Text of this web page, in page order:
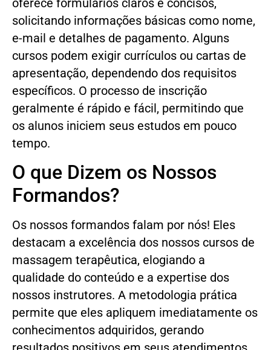
oferece formulários claros e concisos,
solicitando informações básicas como nome,
e-mail e detalhes de pagamento. Alguns
cursos podem exigir currículos ou cartas de
apresentação, dependendo dos requisitos
específicos. O processo de inscrição
geralmente é rápido e fácil, permitindo que
os alunos iniciem seus estudos em pouco
tempo.
O que Dizem os Nossos
Formandos?
Os nossos formandos falam por nós! Eles
destacam a excelência dos nossos cursos de
massagem terapêutica, elogiando a
qualidade do conteúdo e a expertise dos
nossos instrutores. A metodologia prática
permite que eles apliquem imediatamente os
conhecimentos adquiridos, gerando